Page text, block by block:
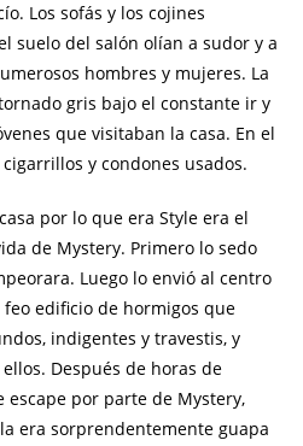
Los sofás y los cojines
suelo del salón olían a sudor y a
hombres y mujeres. La
gris bajo el constante ir y
que visitaban la casa. En el
y condones usados.
por lo que era Style era el
de Mystery. Primero lo sedo
Luego lo envió al centro
edificio de hormigos que
indigentes y travestis, y
Después de horas de
escape por parte de Mystery,
era sorprendentemente guapa